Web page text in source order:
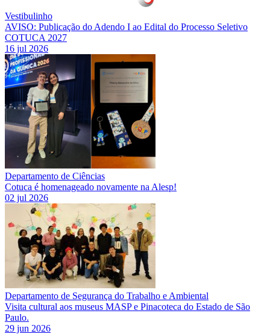
Vestibulinho
AVISO: Publicação do Adendo I ao Edital do Processo Seletivo
COTUCA 2027
16 jul 2026
Departamento de Ciências
Cotuca é homenageado novamente na Alesp!
02 jul 2026
Departamento de Segurança do Trabalho e Ambiental
Visita cultural aos museus MASP e Pinacoteca do Estado de São
Paulo.
29 jun 2026